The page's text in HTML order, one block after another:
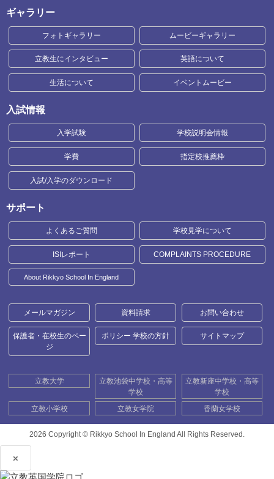
ギャラリー
フォトギャラリー ムービーギャラリー
立教生にインタビュー 英語について
生活について イベントムービー
入試情報
入学試験 学校説明会情報
学費 指定校推薦枠
入試/入学のダウンロード
サポート
よくあるご質問 学校見学について
ISIレポート COMPLAINTS PROCEDURE
About Rikkyo School In England
メールマガジン 資料請求 お問い合わせ
保護者・在校生のペー
ジ
ポリシー 学校の方針 サイトマップ
立教大学
立教池袋中学校・高等
学校
立教新座中学校・高等
学校
立教小学校
立教女学院 香蘭女学校
2026 Copyright © Rikkyo School In England All Rights Reserved.
×